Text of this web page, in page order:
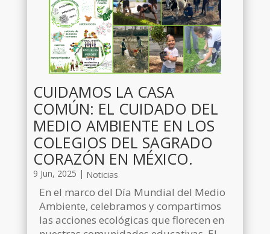
CUIDAMOS LA CASA
COMÚN: EL CUIDADO DEL
MEDIO AMBIENTE EN LOS
COLEGIOS DEL SAGRADO
CORAZÓN EN MÉXICO.
9 Jun, 2025 | Noticias
En el marco del Día Mundial del Medio
Ambiente, celebramos y compartimos
las acciones ecológicas que florecen en